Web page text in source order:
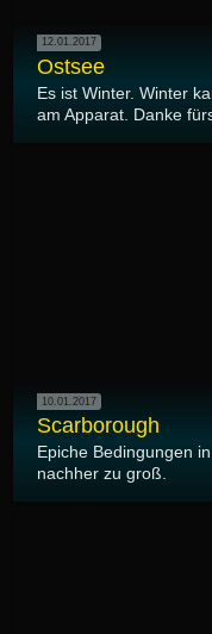
12.01.2017
Ostsee
Es ist Winter. Winter
am Apparat. Danke
10.01.2017
Scarborough
Epiche Bedingungen
nachher zu groß.